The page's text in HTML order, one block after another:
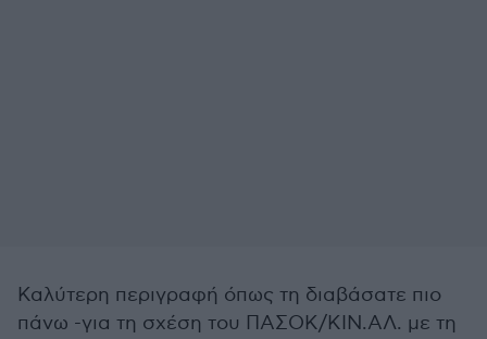
Καλύτερη περιγραφή όπως τη διαβάσατε πιο
πάνω -για τη σχέση του ΠΑΣΟΚ/ΚΙΝ.ΑΛ. με τη